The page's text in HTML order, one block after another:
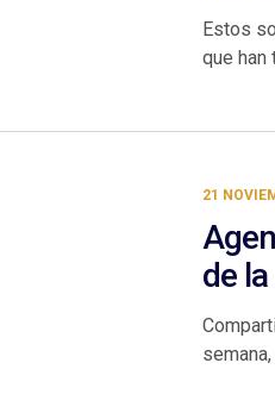
Estos
que han
21
de